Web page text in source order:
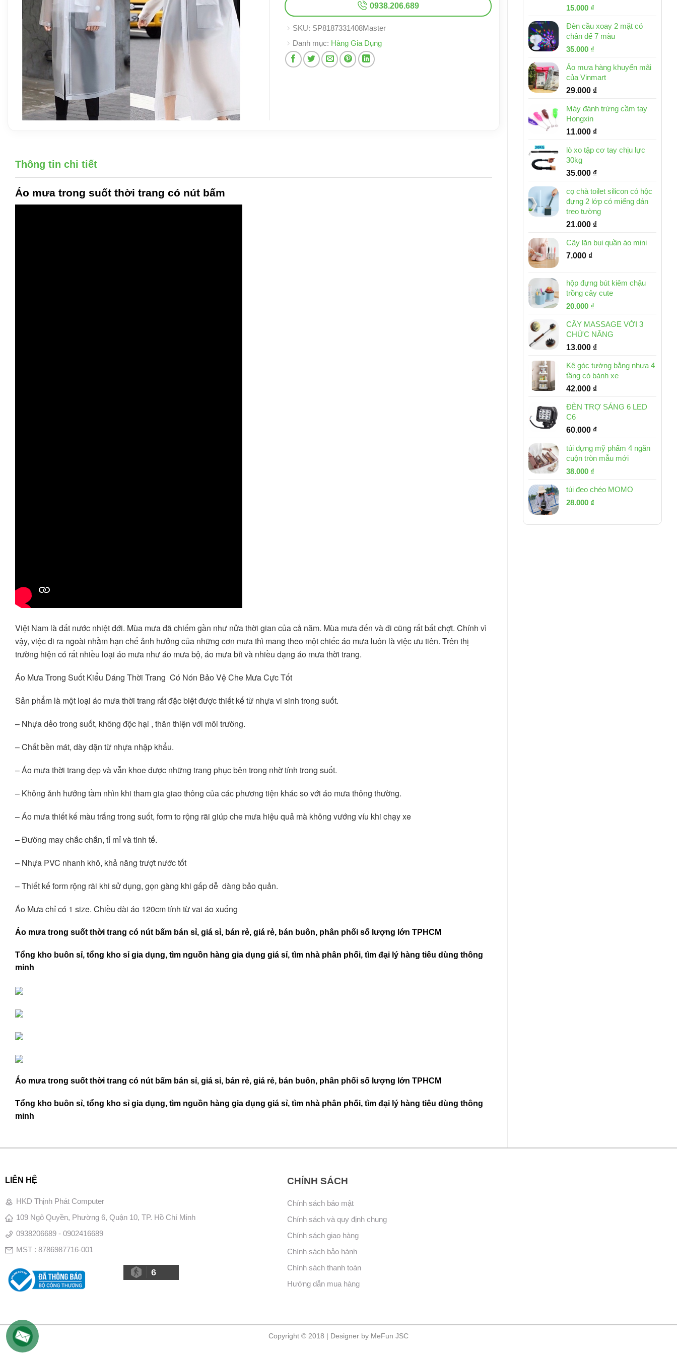
Giá
là:
32.000 ₫.
15.000 ₫
tại
là:
Đèn cầu xoay 2 mặt có
chân đế 7 màu
Giá
là:
46.000 ₫.
35.000 ₫
tại
là:
35.000 ₫.
Áo mưa hàng khuyến mãi
của Vinmart
29.000 ₫
Máy đánh trứng cầm tay
Hongxin
11.000 ₫
lò xo tập cơ tay chịu lực
30kg
35.000 ₫
cọ chà toilet silicon có hộc
đựng 2 lớp có miếng dán
treo tường
21.000 ₫
Cây lăn bụi quần áo mini
7.000 ₫
hộp đựng bút kiêm chậu
trồng cây cute
Giá
là:
30.000 ₫.
20.000 ₫
tại
là:
20.000 ₫.
CÂY MASSAGE VỚI 3
CHỨC NĂNG
13.000 ₫
Kệ góc tường bằng nhựa 4
tầng có bánh xe
42.000 ₫
ĐÈN TRỢ SÁNG 6 LED
C6
60.000 ₫
túi đựng mỹ phẩm 4 ngăn
cuộn tròn mẫu mới
Giá
là:
53.000 ₫.
38.000 ₫
tại
túi đeo chéo MOMO
Giá
là:
28.000 ₫
tại
0938.206.689
SKU: SP8187331408Master
Danh mục: Hàng Gia Dụng
Thông tin chi tiết
Áo mưa trong suốt thời trang có nút bấm
Việt Nam là đất nước nhiệt đới. Mùa mưa đã chiếm gần như nửa thời gian của cả năm. Mùa mưa đến và đi cũng rất bất chợt. Chính vì
vậy, việc đi ra ngoài nhằm hạn chế ảnh hưởng của những cơn mưa thì mang theo một chiếc áo mưa luôn là việc ưu tiên. Trên thị
trường hiện có rất nhiều loại áo mưa như áo mưa bộ, áo mưa bít và nhiều dạng áo mưa thời trang.
Áo Mưa Trong Suốt Kiểu Dáng Thời Trang  Có Nón Bảo Vệ Che Mưa Cực Tốt
Sản phẩm là một loại áo mưa thời trang rất đặc biệt được thiết kế từ nhựa vi sinh trong suốt.
– Nhựa dẻo trong suốt, không độc hại , thân thiện với môi trường.
– Chất bền mát, dày dặn từ nhựa nhập khẩu.
– Áo mưa thời trang đẹp và vẫn khoe được những trang phục bên trong nhờ tính trong suốt.
– Không ảnh hưởng tầm nhìn khi tham gia giao thông của các phương tiện khác so với áo mưa thông thường.
– Áo mưa thiết kế màu trắng trong suốt, form to rộng rãi giúp che mưa hiệu quả mà không vướng víu khi chạy xe
– Đường may chắc chắn, tỉ mỉ và tinh tế.
– Nhựa PVC nhanh khô, khả năng trượt nước tốt
– Thiết kế form rộng rãi khi sử dụng, gọn gàng khi gấp dễ  dàng bảo quản.
Áo Mưa chỉ có 1 size. Chiều dài áo 120cm tính từ vai áo xuống
Áo mưa trong suốt thời trang có nút bấm bán sỉ, giá sỉ, bán rẻ, giá rẻ, bán buôn, phân phối số lượng lớn TPHCM
Tổng kho buôn sỉ, tổng kho sỉ gia dụng, tìm nguồn hàng gia dụng giá sỉ, tìm nhà phân phối, tìm đại lý hàng tiêu dùng thông
minh
Áo mưa trong suốt thời trang có nút bấm bán sỉ, giá sỉ, bán rẻ, giá rẻ, bán buôn, phân phối số lượng lớn TPHCM
Tổng kho buôn sỉ, tổng kho sỉ gia dụng, tìm nguồn hàng gia dụng giá sỉ, tìm nhà phân phối, tìm đại lý hàng tiêu dùng thông
minh
LIÊN HỆ
HKD Thịnh Phát Computer
109 Ngô Quyền, Phường 6, Quận 10, TP. Hồ Chí Minh
0938206689 - 0902416689
MST : 8786987716-001
6
CHÍNH SÁCH
Chính sách bảo mật
Chính sách và quy định chung
Chính sách giao hàng
Chính sách bảo hành
Chính sách thanh toán
Hướng dẫn mua hàng
Copyright © 2018 | Designer by MeFun JSC